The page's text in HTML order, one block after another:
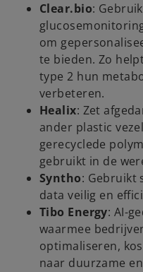
Clear.bio:
om
te bieden. Zo
type 2 hun
verbeteren.
Healix: Zet
ander plastic
gerecyclede
gebruikt in de
Syntho: Gebruikt
data veilig en
Tibo Energy: AI-
waarmee
optimaliseren,
naar duurzame